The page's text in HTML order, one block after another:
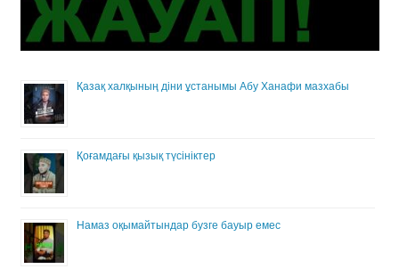
Қазақ халқының діни ұстанымы Абу Ханафи мазхабы
Қоғамдағы қызық түсініктер
Намаз оқымайтындар бузге бауыр емес